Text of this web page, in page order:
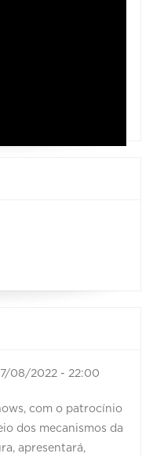
08/2022 - 22:00
com o patrocínio
dos mecanismos da
apresentará,